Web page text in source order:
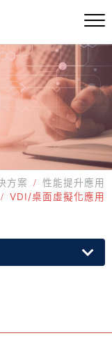
方案
性能提升應用
VDI/桌面虛擬化應用